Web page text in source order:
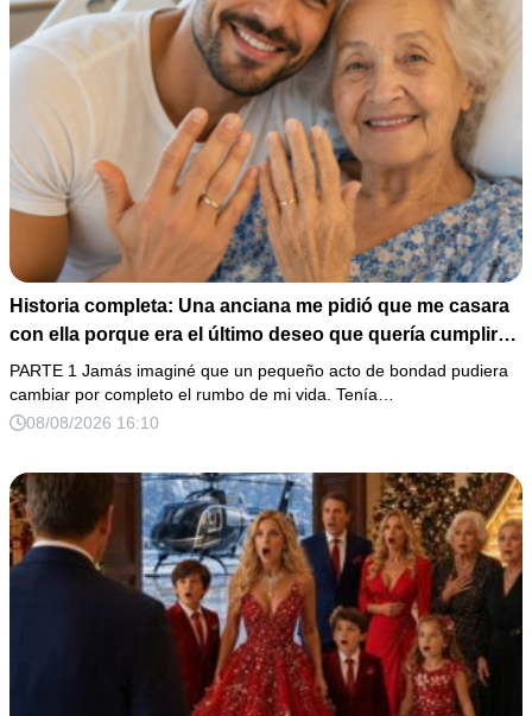
Historia completa: Una anciana me pidió que me casara
con ella porque era el último deseo que quería cumplir
antes de morir. Después de su fallecimiento, su abogado
puso en mis manos una vieja bolsa de hospital que
había conservado durante años y me dijo: «Ella te eligió
PARTE 1 Jamás imaginé que un pequeño acto de bondad pudiera
cambiar por completo el rumbo de mi vida. Tenía…
08/08/2026 16:10